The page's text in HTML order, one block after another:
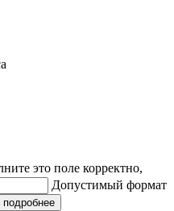
это поле корректно,
Допустимый формат
подробнее